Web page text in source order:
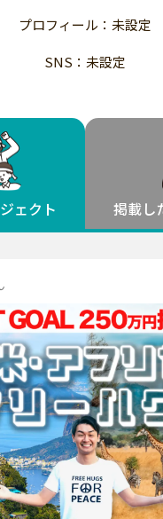
国際協力
子ども
フード
環境
人権
す 北海道・
関東
人権・マイノリティ
岩手 宮城
秋
群馬
千葉
静岡 愛知
京都 大阪
兵庫
岡山 広島 山口
愛媛 高知
プロフィール：未設定
SNS：未設定
ェクト 掲載し